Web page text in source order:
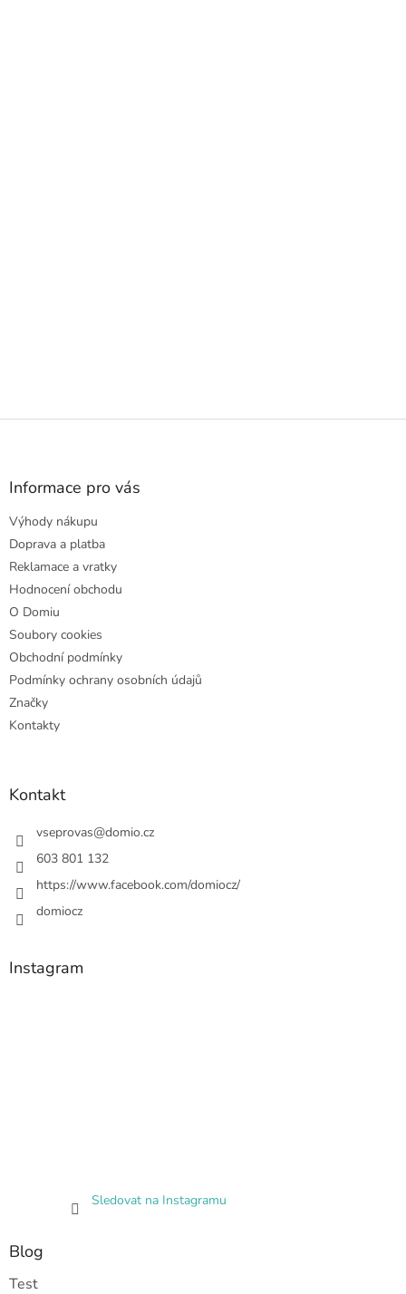
Z
Informace pro vás
Výhody nákupu
Doprava a platba
Reklamace a vratky
Hodnocení obchodu
O Domiu
Soubory cookies
Obchodní podmínky
Podmínky ochrany osobních údajů
Značky
Kontakty
Kontakt
vseprovas@domio.cz
603 801 132
https://www.facebook.com/domiocz/
domiocz
Instagram
Sledovat na Instagramu
Blog
Test